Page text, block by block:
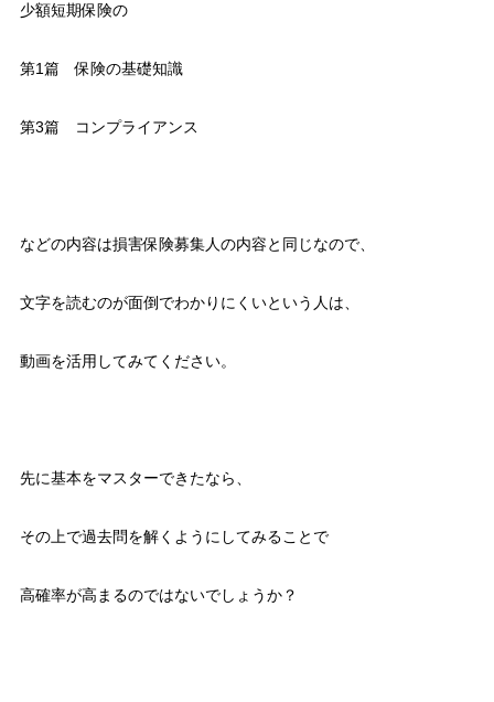
少額短期保険の
第1篇 保険の基礎知識
第3篇 コンプライアンス
などの内容は損害保険募集人の内容と同じなので、
文字を読むのが面倒でわかりにくいという人は、
動画を活用してみてください。
先に基本をマスターできたなら、
その上で過去問を解くようにしてみることで
高確率が高まるのではないでしょうか？